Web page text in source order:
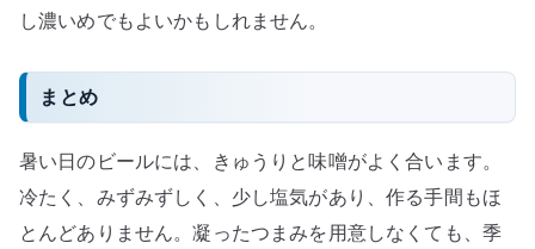
し濃いめでもよいかもしれません。
まとめ
暑い日のビールには、きゅうりと味噌がよく合います。
冷たく、みずみずしく、少し塩気があり、作る手間もほ
とんどありません。凝ったつまみを用意しなくても、季